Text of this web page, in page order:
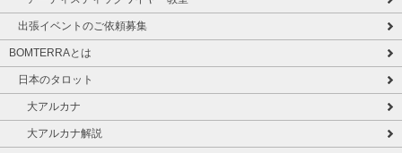
出張イベントのご依頼募集
BOMTERRAとは
日本のタロット
大アルカナ
大アルカナ解説